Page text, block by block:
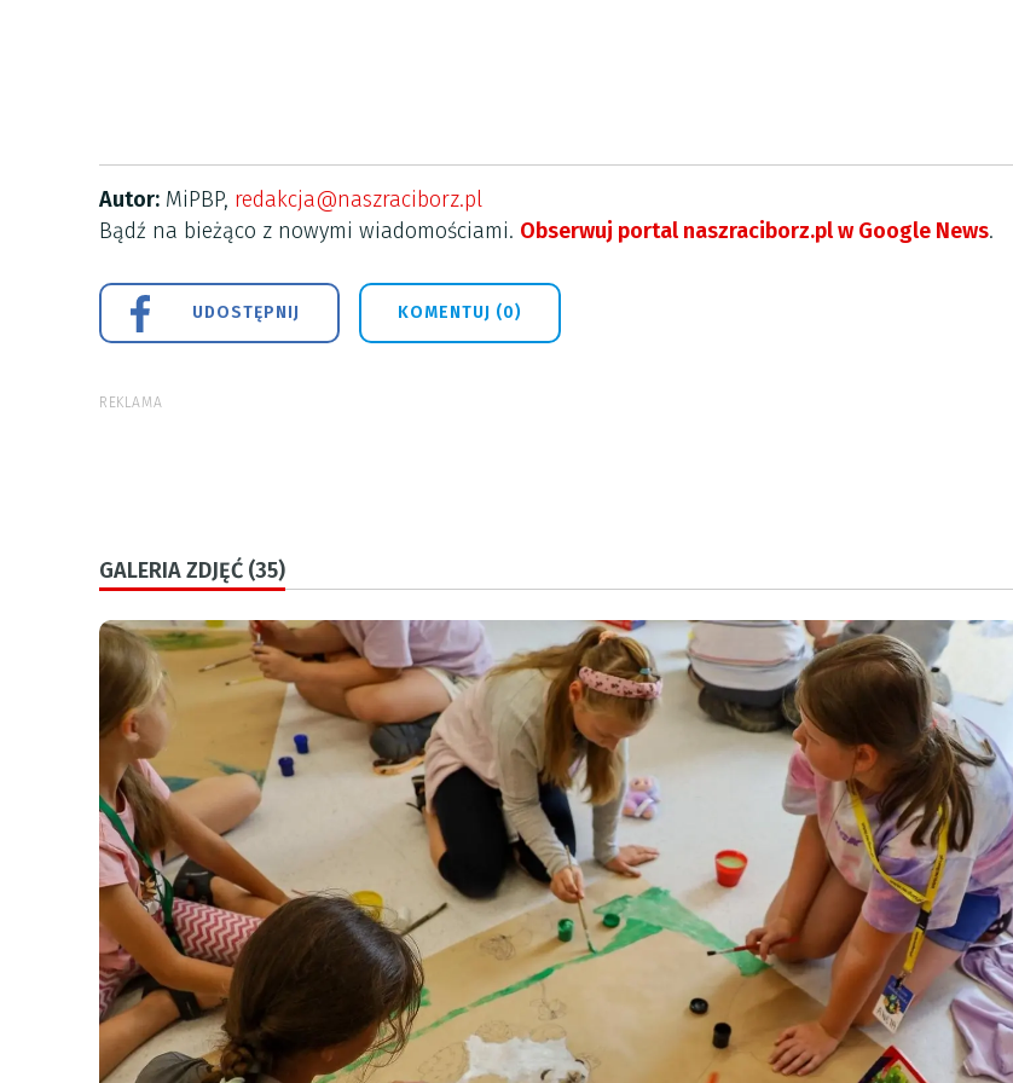
Autor: MiPBP, redakcja@naszraciborz.pl
Bądź na bieżąco z nowymi wiadomościami. Obserwuj portal naszraciborz.pl w Google News.
UDOSTĘPNIJ KOMENTUJ (0)
REKLAMA
GALERIA ZDJĘĆ (35)